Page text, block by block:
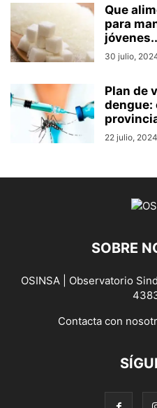
Que
para
30 julio,
Plan de
dengue:
22 julio, 2024
SOBRE
OSINSA | Observatorio
Contacta con